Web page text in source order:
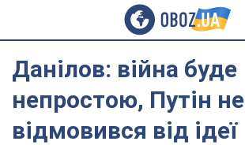
Данілов: війна буде
непростою, Путін не
відмовився від ідеї